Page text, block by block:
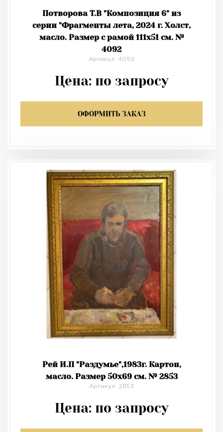
Потворова Т.В "Композиция 6" из
серии "Фрагменты лета, 2024 г. Холст,
масло. Размер с рамой 111х51 см. №
4092
Артикул: 4092
Цена: по запросу
ОФОРМИТЬ ЗАКАЗ
Рей И.П "Раздумье",1983г. Картон,
масло. Размер 50х69 см. № 2853
Артикул: 2853
Цена: по запросу